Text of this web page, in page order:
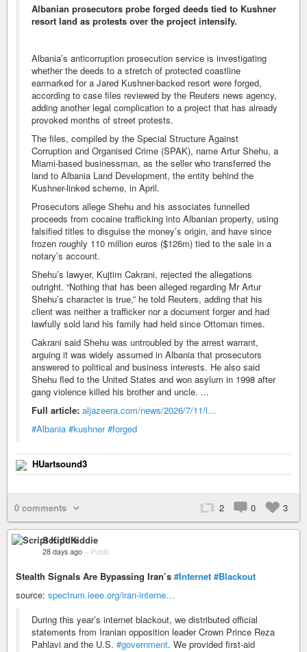
Albanian prosecutors probe forged deeds tied to Kushner
resort land as protests over the project intensify.
Albania’s anticorruption prosecution service is investigating
whether the deeds to a stretch of protected coastline
earmarked for a Jared Kushner-backed resort were forged,
according to case files reviewed by the Reuters news agency,
adding another legal complication to a project that has already
provoked months of street protests.
The files, compiled by the Special Structure Against
Corruption and Organised Crime (SPAK), name Artur Shehu, a
Miami-based businessman, as the seller who transferred the
land to Albania Land Development, the entity behind the
Kushner-linked scheme, in April.
Prosecutors allege Shehu and his associates funnelled
proceeds from cocaine trafficking into Albanian property, using
falsified titles to disguise the money’s origin, and have since
frozen roughly 110 million euros ($126m) tied to the sale in a
notary’s account.
Shehu’s lawyer, Kujtim Cakrani, rejected the allegations
outright. “Nothing that has been alleged regarding Mr Artur
Shehu’s character is true,” he told Reuters, adding that his
client was neither a trafficker nor a document forger and had
lawfully sold land his family had held since Ottoman times.
Cakrani said Shehu was untroubled by the arrest warrant,
arguing it was widely assumed in Albania that prosecutors
answered to political and business interests. He also said
Shehu fled to the United States and won asylum in 1998 after
gang violence killed his brother and uncle. ...
Full article: aljazeera.com/news/2026/7/11/l…
#Albania #kushner #forged
HUartsound3
0 comments 2 0 3
Script Kiddie
28 days ago – Public
Stealth Signals Are Bypassing Iran’s #Internet #Blackout
source: spectrum.ieee.org/iran-interne…
During this year’s internet blackout, we distributed official
statements from Iranian opposition leader Crown Prince Reza
Pahlavi and the U.S. #government. We provided first-aid